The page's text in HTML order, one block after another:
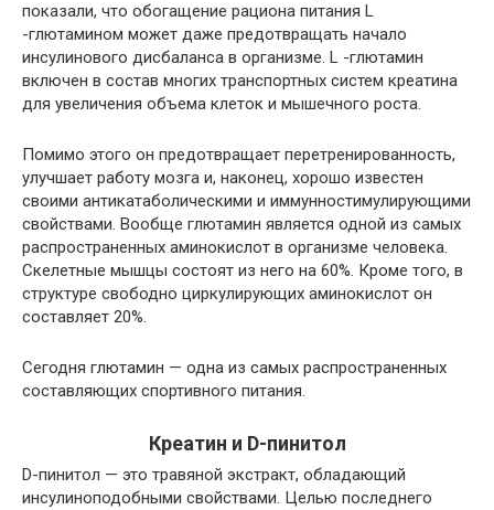
показали, что обогащение рациона питания L
-глютамином может даже предотвращать начало
инсулинового дисбаланса в организме. L -глютамин
включен в состав многих транспортных систем креатина
для увеличения объема клеток и мышечного роста.
Помимо этого он предотвращает перетренированность,
улучшает работу мозга и, наконец, хорошо известен
своими антикатаболическими и иммунностимулирующими
свойствами. Вообще глютамин является одной из самых
распространенных аминокислот в организме человека.
Скелетные мышцы состоят из него на 60%. Кроме того, в
структуре свободно циркулирующих аминокислот он
составляет 20%.
Сегодня глютамин — одна из самых распространенных
составляющих спортивного питания.
Креатин и D-пинитол
D-пинитол — это травяной экстракт, обладающий
инсулиноподобными свойствами. Целью последнего